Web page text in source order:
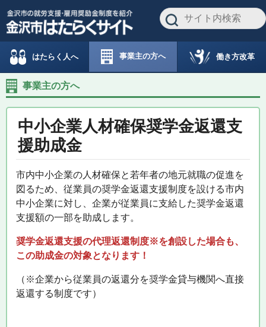
はたらく人へ 事業主の方へ 働き方改革
事業主の方へ
中小企業人材確保奨学金返還支
援助成金
市内中小企業の人材確保と若年者の地元就職の促進を
図るため、従業員の奨学金返還支援制度を設ける市内
中小企業に対し、企業が従業員に支給した奨学金返還
支援額の一部を助成します。
奨学金返還支援の代理返還制度※を創設した場合も、
この助成金の対象となります！
（※企業から従業員の返還分を奨学金貸与機関へ直接
返還する制度です）